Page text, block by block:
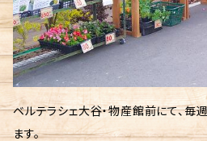
ベルテラシェ大谷・物産館前にて、毎
ます。